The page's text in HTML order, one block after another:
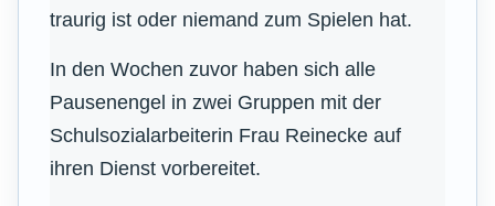
traurig ist oder niemand zum Spielen hat.
In den Wochen zuvor haben sich alle
Pausenengel in zwei Gruppen mit der
Schulsozialarbeiterin Frau Reinecke auf
ihren Dienst vorbereitet.